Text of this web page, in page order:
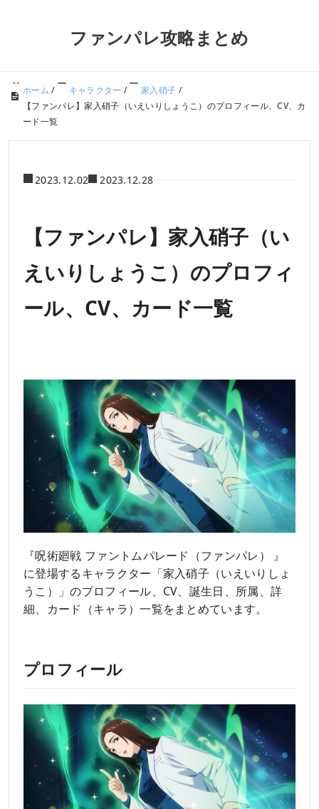
ファンパレ攻略まとめ
ホーム / キャラクター / 家入硝子 /
【ファンパレ】家入硝子（いえいりしょうこ）のプロフィール、CV、カ
ード一覧
2023.12.02 2023.12.28
【ファンパレ】家入硝子（い
えいりしょうこ）のプロフィ
ール、CV、カード一覧
『呪術廻戦 ファントムパレード（ファンパレ） 』
に登場するキャラクター「家入硝子（いえいりしょ
うこ）」のプロフィール、CV、誕生日、所属、詳
細、カード（キャラ）一覧をまとめています。
プロフィール